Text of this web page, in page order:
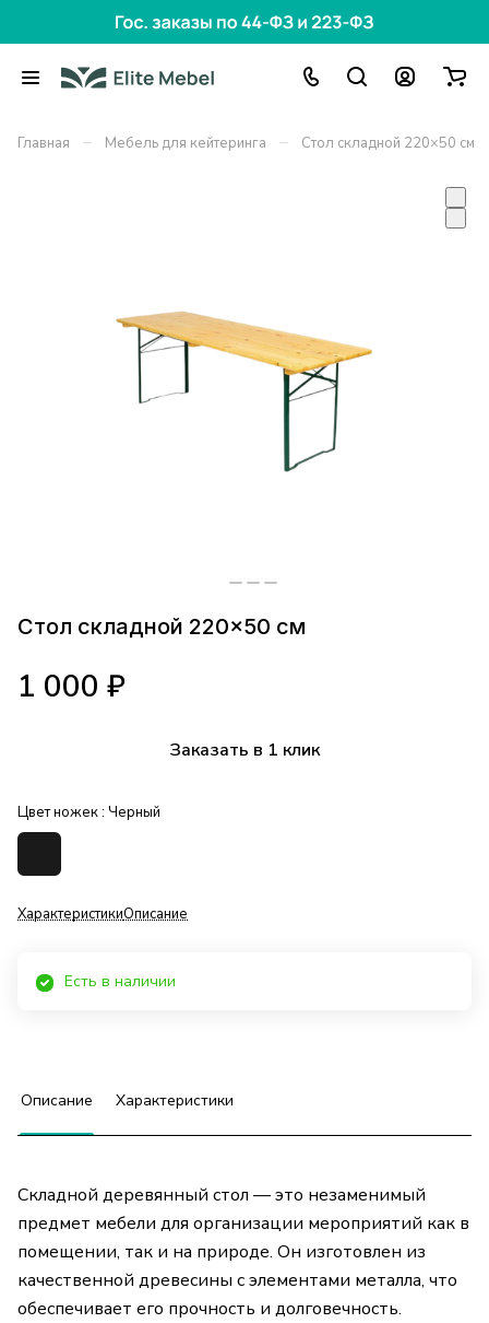
Главная – Мебель для кейтеринга – Стол складной 220×50 см
Стол складной 220×50 см
1 000 ₽
Заказать в 1 клик
Цвет ножек : Черный
ХарактеристикиОписание
Есть в наличии
Описание Характеристики
Складной деревянный стол — это незаменимый
предмет мебели для организации мероприятий как в
помещении, так и на природе. Он изготовлен из
качественной древесины с элементами металла, что
обеспечивает его прочность и долговечность.